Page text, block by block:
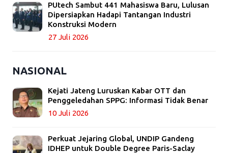
PUtech Sambut 441 Mahasiswa Baru, Lulusan
Dipersiapkan Hadapi Tantangan Industri
Konstruksi Modern
27 Juli 2026
NASIONAL
Kejati Jateng Luruskan Kabar OTT dan
Penggeledahan SPPG: Informasi Tidak Benar
10 Juli 2026
Perkuat Jejaring Global, UNDIP Gandeng
IDHEP untuk Double Degree Paris-Saclay